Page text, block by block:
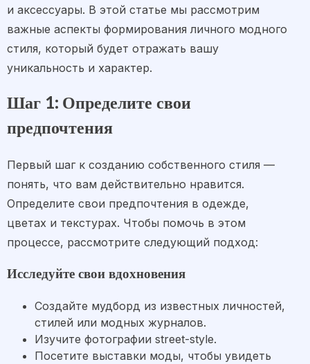
и аксессуары. В этой статье мы рассмотрим
важные аспекты формирования личного модного
стиля, который будет отражать вашу
уникальность и характер.
Шаг 1: Определите свои
предпочтения
Первый шаг к созданию собственного стиля —
понять, что вам действительно нравится.
Определите свои предпочтения в одежде,
цветах и текстурах. Чтобы помочь в этом
процессе, рассмотрите следующий подход:
Исследуйте свои вдохновения
Создайте мудборд из известных личностей,
стилей или модных журналов.
Изучите фотографии street-style.
Посетите выставки моды, чтобы увидеть